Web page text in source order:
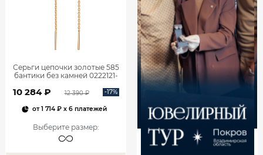
Серьги цепочки золотые 585
бантики без камней 0222121-
10 284 ₽ 12 390 ₽ -17%
от1 714 ₽x 6 платежей
Выберите размер: